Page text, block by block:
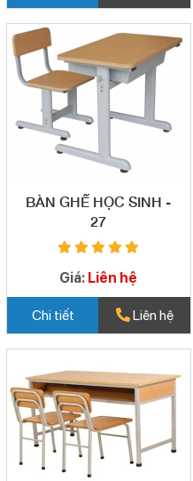
BÀN GHẾ HỌC SINH -
27
Giá: Liên hệ
Chi tiết Liên hệ